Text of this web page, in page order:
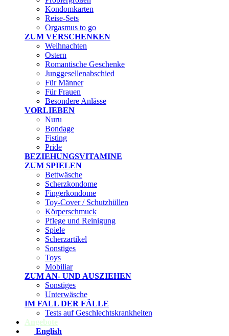
Kondomkarten
Reise-Sets
Orgasmus to go
ZUM VERSCHENKEN
Weihnachten
Ostern
Romantische Geschenke
Junggesellenabschied
Für Männer
Für Frauen
Besondere Anlässe
VORLIEBEN
Nuru
Bondage
Fisting
Pride
BEZIEHUNGSVITAMINE
ZUM SPIELEN
Bettwäsche
Scherzkondome
Fingerkondome
Toy-Cover / Schutzhüllen
Körperschmuck
Pflege und Reinigung
Spiele
Scherzartikel
Sonstiges
Toys
Mobiliar
ZUM AN- UND AUSZIEHEN
Sonstiges
Unterwäsche
IM FALL DER FÄLLE
Tests auf Geschlechtskrankheiten
Angebote
English